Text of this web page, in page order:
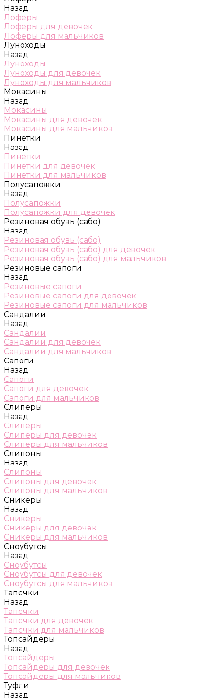
Назад
Лоферы
Лоферы для девочек
Лоферы для мальчиков
Луноходы
Назад
Луноходы
Луноходы для девочек
Луноходы для мальчиков
Мокасины
Назад
Мокасины
Мокасины для девочек
Мокасины для мальчиков
Пинетки
Назад
Пинетки
Пинетки для девочек
Пинетки для мальчиков
Полусапожки
Назад
Полусапожки
Полусапожки для девочек
Резиновая обувь (сабо)
Назад
Резиновая обувь (сабо)
Резиновая обувь (сабо) для девочек
Резиновая обувь (сабо) для мальчиков
Резиновые сапоги
Назад
Резиновые сапоги
Резиновые сапоги для девочек
Резиновые сапоги для мальчиков
Сандалии
Назад
Сандалии
Сандалии для девочек
Сандалии для мальчиков
Сапоги
Назад
Сапоги
Сапоги для девочек
Сапоги для мальчиков
Слиперы
Назад
Слиперы
Слиперы для девочек
Слиперы для мальчиков
Слипоны
Назад
Слипоны
Слипоны для девочек
Слипоны для мальчиков
Сникеры
Назад
Сникеры
Сникеры для девочек
Сникеры для мальчиков
Сноубутсы
Назад
Сноубутсы
Сноубутсы для девочек
Сноубутсы для мальчиков
Тапочки
Назад
Тапочки
Тапочки для девочек
Тапочки для мальчиков
Топсайдеры
Назад
Топсайдеры
Топсайдеры для девочек
Топсайдеры для мальчиков
Туфли
Назад